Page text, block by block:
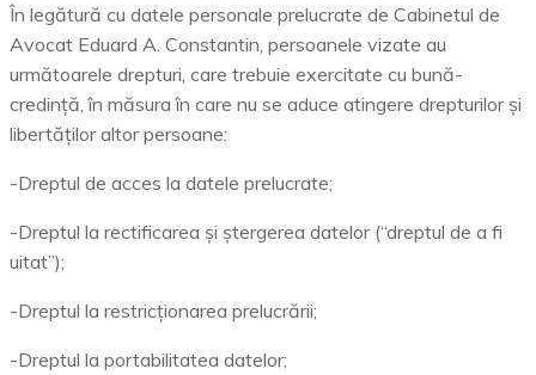
În legătură cu datele personale prelucrate de Cabinetul de
Avocat Eduard A. Constantin, persoanele vizate au
următoarele drepturi, care trebuie exercitate cu bună-
credință, în măsura în care nu se aduce atingere drepturilor și
libertăților altor persoane:
-Dreptul de acces la datele prelucrate;
-Dreptul la rectificarea și ștergerea datelor (“dreptul de a fi
uitat”);
-Dreptul la restricționarea prelucrării;
-Dreptul la portabilitatea datelor;